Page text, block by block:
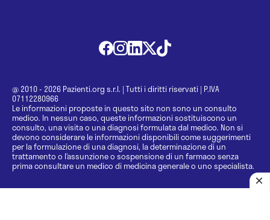
@ 2010 - 2026 Pazienti.org s.r.l. | Tutti i diritti riservati | P.IVA
07112280966
Le informazioni proposte in questo sito non sono un consulto
medico. In nessun caso, queste informazioni sostituiscono un
consulto, una visita o una diagnosi formulata dal medico. Non si
devono considerare le informazioni disponibili come suggerimenti
per la formulazione di una diagnosi, la determinazione di un
trattamento o l’assunzione o sospensione di un farmaco senza
prima consultare un medico di medicina generale o uno specialista.